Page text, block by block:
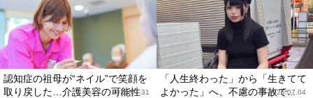
認知症の祖母が“ネイル”で笑顔を
取り戻した…介護美容の可能性
2025.07.31
「人生終わった」から「生きてて
よかった」へ、不慮の事故で...
2025.07.04